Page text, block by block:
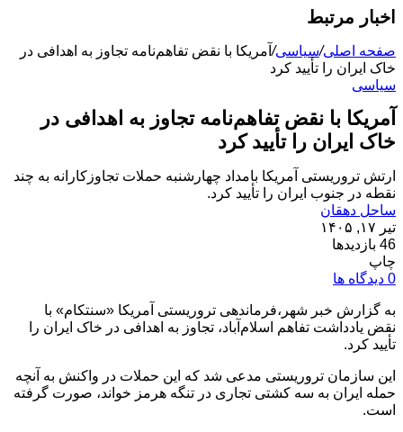
اخبار مرتبط
صفحه اصلی/سیاسی/آمریکا با نقض تفاهم‌نامه تجاوز به اهدافی در
خاک ایران را تأیید کرد
سیاسی
آمریکا با نقض تفاهم‌نامه تجاوز به اهدافی در
خاک ایران را تأیید کرد
ارتش تروریستی آمریکا بامداد چهارشنبه حملات تجاوزکارانه به چند
نقطه در جنوب ایران را تأیید کرد.
ساحل دهقان
تیر ۱۷, ۱۴۰۵
46 بازدیدها
چاپ
0 دیدگاه ها
به گزارش خبر شهر،فرماندهی تروریستی آمریکا «سنتکام» با
نقض یادداشت تفاهم اسلام‌آباد، تجاوز به اهدافی در خاک ایران را
تأیید کرد.
این سازمان تروریستی مدعی شد که این حملات در واکنش به آنچه
حمله ایران به سه کشتی تجاری در تنگه هرمز خواند، صورت گرفته
است.